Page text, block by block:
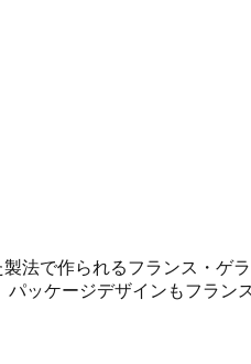
法で作られるフランス・ゲ
ッケージデザインもフラン